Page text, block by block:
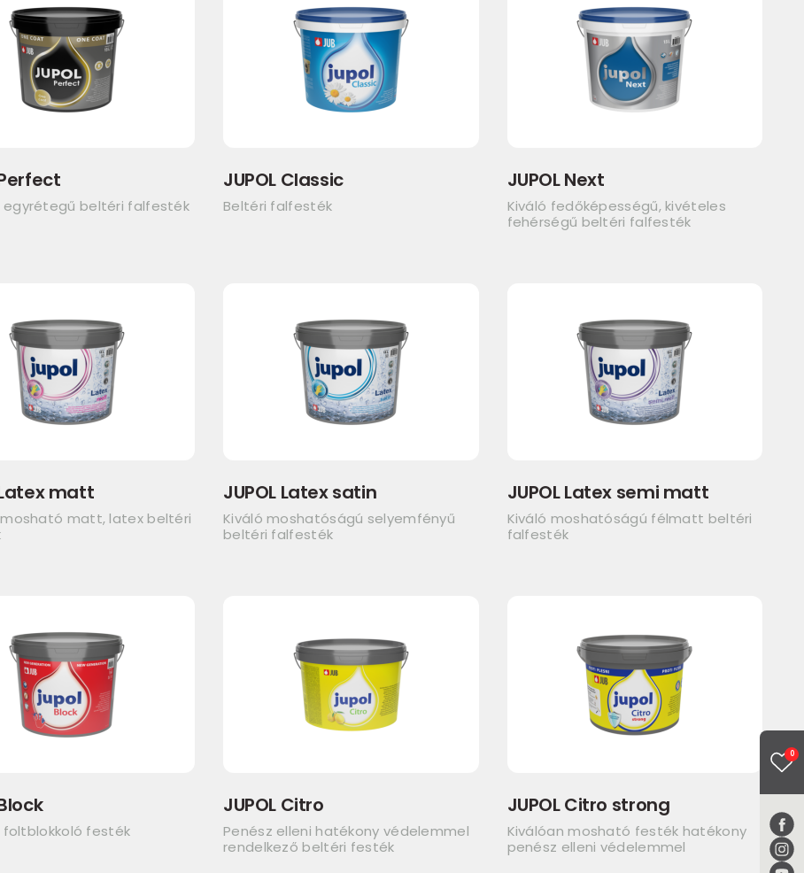
0
egyrétegű beltéri falfesték
JUPOL Classic
Beltéri falfesték
JUPOL Next
Kiváló fedőképességű, kivételes
fehérségű beltéri falfesték
Latex matt
mosható matt, latex beltéri
JUPOL Latex satin
Kiváló moshatóságú selyemfényű
beltéri falfesték
JUPOL Latex semi matt
Kiváló moshatóságú félmatt beltéri
falfesték
foltblokkoló festék
JUPOL Citro
Penész elleni hatékony védelemmel
rendelkező beltéri festék
JUPOL Citro strong
Kiválóan mosható festék hatékony
penész elleni védelemmel